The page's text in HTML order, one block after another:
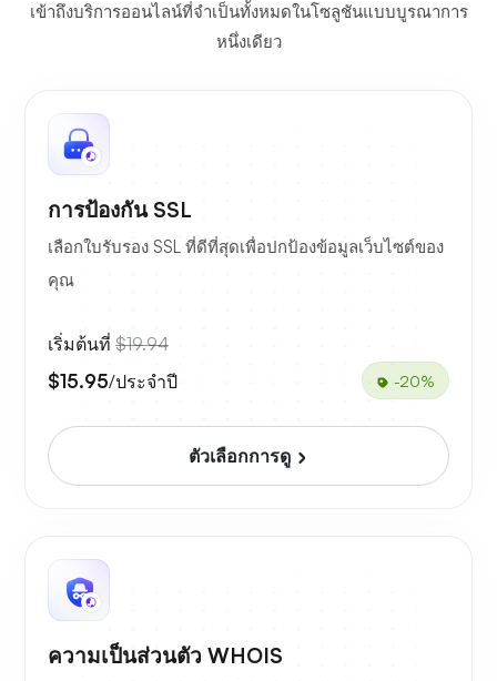
เข้าถึงบริการออนไลน์ที่จำเป็นทั้งหมดในโซลูชันแบบบูรณาการ
หนึ่งเดียว
การป้องกัน SSL
เลือกใบรับรอง SSL ที่ดีที่สุดเพื่อปกป้องข้อมูลเว็บไซต์ของ
คุณ
เริ่มต้นที่ $19.94
$15.95/ประจำปี -20%
ตัวเลือกการดู
ความเป็นส่วนตัว WHOIS